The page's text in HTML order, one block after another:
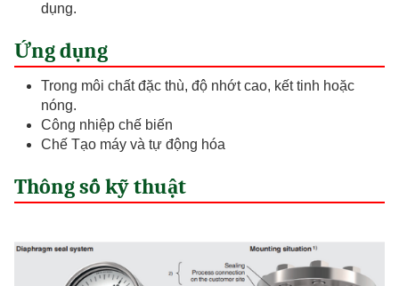
dụng.
Ứng dụng
Trong môi chất đặc thù, độ nhớt cao, kết tinh hoặc
nóng.
Công nhiệp chế biến
Chế Tạo máy và tự động hóa
Thông số kỹ thuật